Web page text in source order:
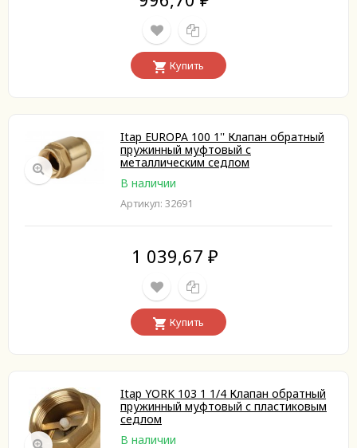
Купить
Itap EUROPA 100 1'' Клапан обратный
пружинный муфтовый с
металлическим седлом
В наличии
Артикул: 32691
1 039,67 ₽
Купить
Itap YORK 103 1 1/4 Клапан обратный
пружинный муфтовый с пластиковым
седлом
В наличии